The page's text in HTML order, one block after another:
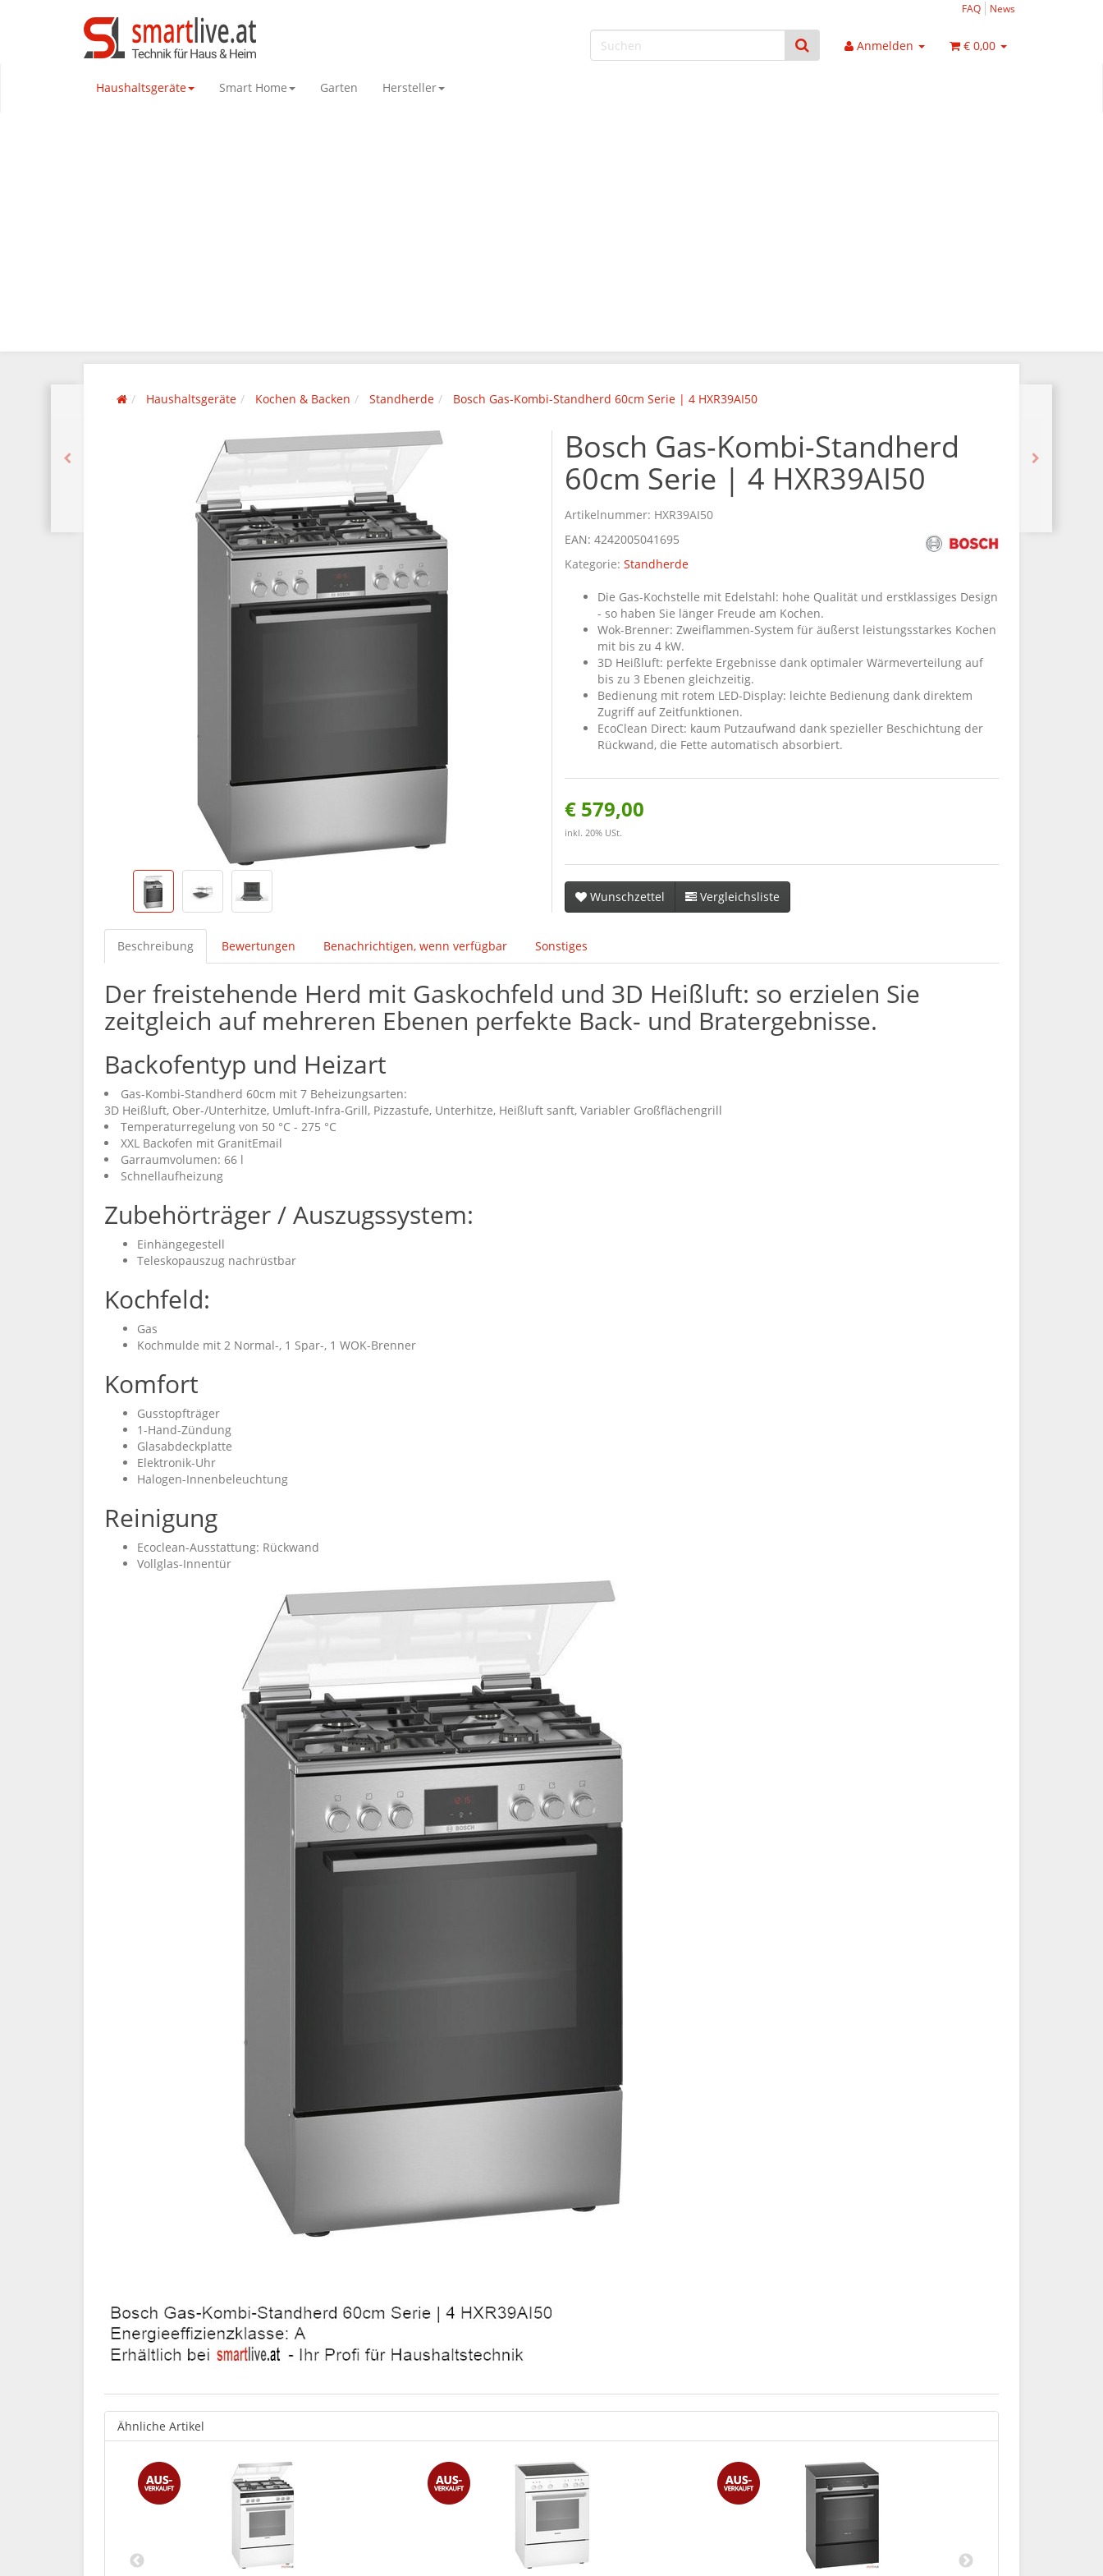
FAQ News
Anmelden € 0,00
Haushaltsgeräte Smart Home Garten Hersteller
Haushaltsgeräte Kochen & Backen Standherde Bosch Gas-Kombi-Standherd 60cm Serie | 4 HXR39AI50
Bosch Gas-Kombi-Standherd
60cm Serie | 4 HXR39AI50
Artikelnummer: HXR39AI50
EAN: 4242005041695
Kategorie: Standherde
Die Gas-Kochstelle mit Edelstahl: hohe Qualität und erstklassiges Design
- so haben Sie länger Freude am Kochen.
Wok-Brenner: Zweiflammen-System für äußerst leistungsstarkes Kochen
mit bis zu 4 kW.
3D Heißluft: perfekte Ergebnisse dank optimaler Wärmeverteilung auf
bis zu 3 Ebenen gleichzeitig.
Bedienung mit rotem LED-Display: leichte Bedienung dank direktem
Zugriff auf Zeitfunktionen.
EcoClean Direct: kaum Putzaufwand dank spezieller Beschichtung der
Rückwand, die Fette automatisch absorbiert.
€ 579,00
inkl. 20% USt.
Wunschzettel Vergleichsliste
Beschreibung Bewertungen Benachrichtigen, wenn verfügbar Sonstiges
Der freistehende Herd mit Gaskochfeld und 3D Heißluft: so erzielen Sie
zeitgleich auf mehreren Ebenen perfekte Back- und Bratergebnisse.
Backofentyp und Heizart
Gas-Kombi-Standherd 60cm mit 7 Beheizungsarten:
3D Heißluft, Ober-/Unterhitze, Umluft-Infra-Grill, Pizzastufe, Unterhitze, Heißluft sanft, Variabler Großflächengrill
Temperaturregelung von 50 °C - 275 °C
XXL Backofen mit GranitEmail
Garraumvolumen: 66 l
Schnellaufheizung
Zubehörträger / Auszugssystem:
Einhängegestell
Teleskopauszug nachrüstbar
Kochfeld:
Gas
Kochmulde mit 2 Normal-, 1 Spar-, 1 WOK-Brenner
Komfort
Gusstopfträger
1-Hand-Zündung
Glasabdeckplatte
Elektronik-Uhr
Halogen-Innenbeleuchtung
Reinigung
Ecoclean-Ausstattung: Rückwand
Vollglas-Innentür
Ähnliche Artikel